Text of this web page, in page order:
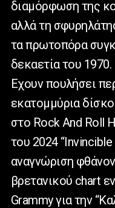
διαμόρφωση της
αλλά τη
τα πρωτοπόρα
δεκαετία του 1970.
Εχουν πουλήσει
εκατομμύρια
στο Rock And Roll
του 2024
αναγνώριση
βρετανικού chart
Grammy για την